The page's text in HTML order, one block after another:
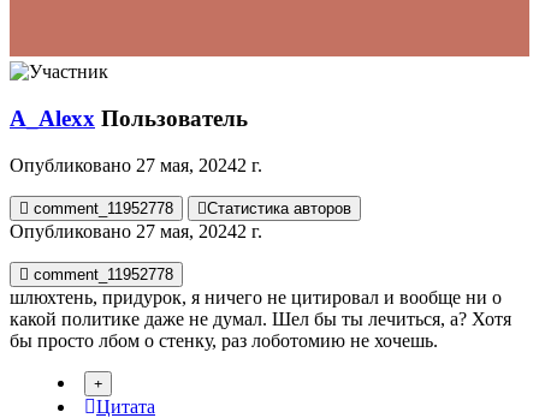
A_Alexx Пользователь
Опубликовано 27 мая, 20242 г.
comment_11952778 Статистика авторов
Опубликовано 27 мая, 20242 г.
comment_11952778
шлюхтень, придурок, я ничего не цитировал и вообще ни о
какой политике даже не думал. Шел бы ты лечиться, а? Хотя
бы просто лбом о стенку, раз лоботомию не хочешь.
Цитата